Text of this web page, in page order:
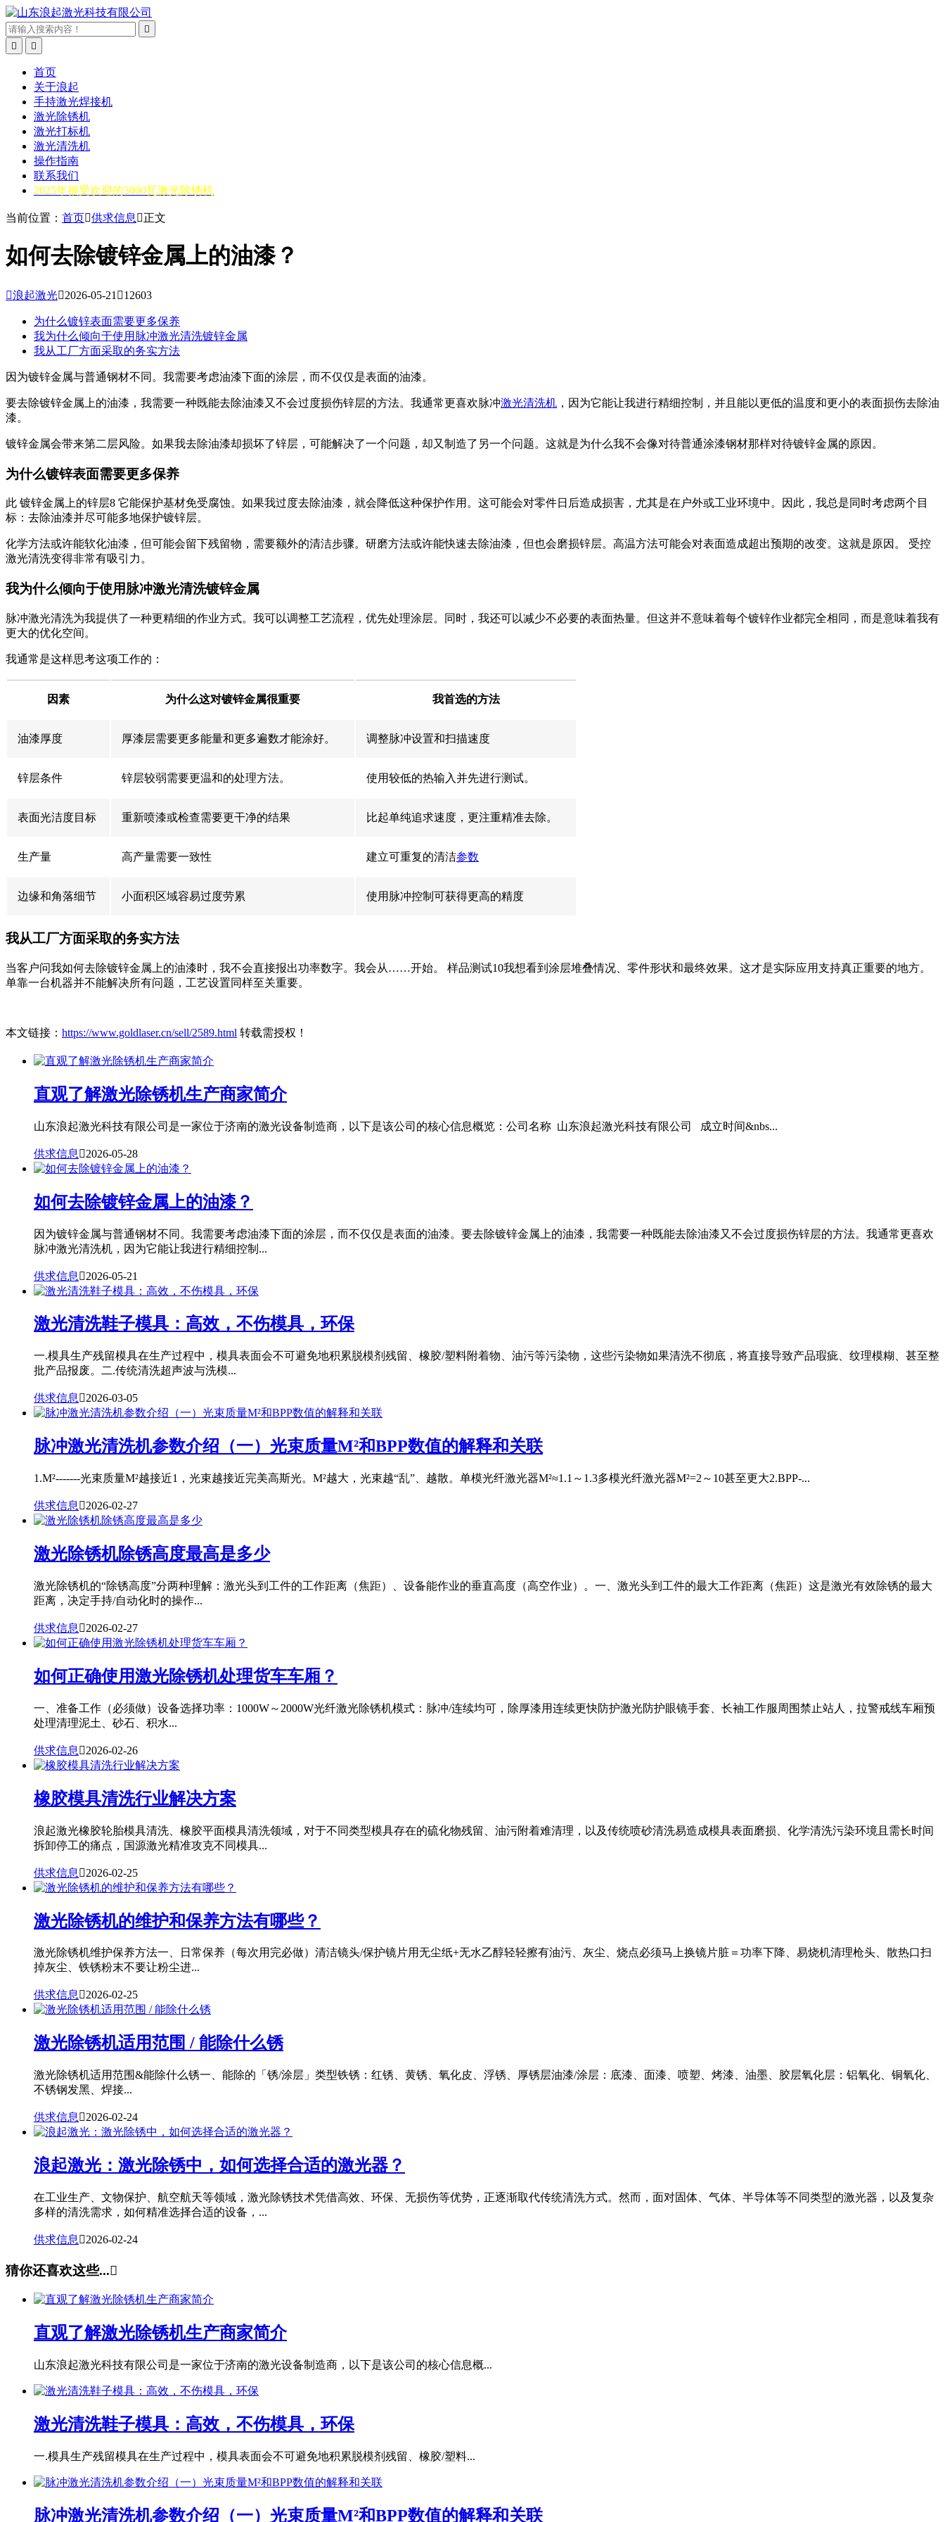



首页
关于浪起
手持激光焊接机
激光除锈机
激光打标机
激光清洗机
操作指南
联系我们
2025年很受欢迎的3000瓦激光除锈机
当前位置： 首页供求信息 正文
如何去除镀锌金属上的油漆？
浪起激光2026-05-21 12603
为什么镀锌表面需要更多保养
我为什么倾向于使用脉冲激光清洗镀锌金属
我从工厂方面采取的务实方法
因为镀锌金属与普通钢材不同。我需要考虑油漆下面的涂层，而不仅仅是表面的油漆。
要去除镀锌金属上的油漆，我需要一种既能去除油漆又不会过度损伤锌层的方法。我通常更喜欢脉冲激光清洗机 ，因为它能让我进行精细控制，并且能以更低的温度和更小的表面损伤去除油
漆。
镀锌金属会带来第二层风险。如果我去除油漆却损坏了锌层，可能解决了一个问题，却又制造了另一个问题。这就是为什么我不会像对待普通涂漆钢材那样对待镀锌金属的原因。
为什么镀锌表面需要更多保养
此 镀锌金属上的锌层8 它能保护基材免受腐蚀。如果我过度去除油漆，就会降低这种保护作用。这可能会对零件日后造成损害，尤其是在户外或工业环境中。因此，我总是同时考虑两个目
标：去除油漆并尽可能多地保护镀锌层。
化学方法或许能软化油漆，但可能会留下残留物，需要额外的清洁步骤。研磨方法或许能快速去除油漆，但也会磨损锌层。高温方法可能会对表面造成超出预期的改变。这就是原因。 受控
激光清洗变得非常有吸引力。
我为什么倾向于使用脉冲激光清洗镀锌金属
脉冲激光清洗为我提供了一种更精细的作业方式。我可以调整工艺流程，优先处理涂层。同时，我还可以减少不必要的表面热量。但这并不意味着每个镀锌作业都完全相同，而是意味着我有
更大的优化空间。
我通常是这样思考这项工作的：
因素 为什么这对镀锌金属很重要 我首选的方法
油漆厚度 厚漆层需要更多能量和更多遍数才能涂好。 调整脉冲设置和扫描速度
锌层条件 锌层较弱需要更温和的处理方法。 使用较低的热输入并先进行测试。
表面光洁度目标 重新喷漆或检查需要更干净的结果 比起单纯追求速度，更注重精准去除。
生产量 高产量需要一致性 建立可重复的清洁参数
边缘和角落细节 小面积区域容易过度劳累 使用脉冲控制可获得更高的精度
我从工厂方面采取的务实方法
当客户问我如何去除镀锌金属上的油漆时，我不会直接报出功率数字。我会从……开始。 样品测试10我想看到涂层堆叠情况、零件形状和最终效果。这才是实际应用支持真正重要的地方。
单靠一台机器并不能解决所有问题，工艺设置同样至关重要。
本文链接： https://www.goldlaser.cn/sell/2589.html 转载需授权！
直观了解激光除锈机生产商家简介
山东浪起激光科技有限公司是一家位于济南的激光设备制造商，以下是该公司的核心信息概览：公司名称 山东浪起激光科技有限公司 成立时间&nbs...
供求信息 2026-05-28
如何去除镀锌金属上的油漆？
因为镀锌金属与普通钢材不同。我需要考虑油漆下面的涂层，而不仅仅是表面的油漆。要去除镀锌金属上的油漆，我需要一种既能去除油漆又不会过度损伤锌层的方法。我通常更喜欢
脉冲激光清洗机，因为它能让我进行精细控制...
供求信息 2026-05-21
激光清洗鞋子模具：高效，不伤模具，环保
一.模具生产残留模具在生产过程中，模具表面会不可避免地积累脱模剂残留、橡胶/塑料附着物、油污等污染物，这些污染物如果清洗不彻底，将直接导致产品瑕疵、纹理模糊、甚至整
批产品报废。二.传统清洗超声波与洗模...
供求信息 2026-03-05
脉冲激光清洗机参数介绍（一）光束质量M²和BPP数值的解释和关联
1.M²-------光束质量M²越接近1，光束越接近完美高斯光。M²越大，光束越“乱”、越散。单模光纤激光器M²≈1.1～1.3多模光纤激光器M²=2～10甚至更大2.BPP-...
供求信息 2026-02-27
激光除锈机除锈高度最高是多少
激光除锈机的“除锈高度”分两种理解：激光头到工件的工作距离（焦距）、设备能作业的垂直高度（高空作业）。一、激光头到工件的最大工作距离（焦距）这是激光有效除锈的最大
距离，决定手持/自动化时的操作...
供求信息 2026-02-27
如何正确使用激光除锈机处理货车车厢？
一、准备工作（必须做）设备选择功率：1000W～2000W光纤激光除锈机模式：脉冲/连续均可，除厚漆用连续更快防护激光防护眼镜手套、长袖工作服周围禁止站人，拉警戒线车厢预
处理清理泥土、砂石、积水...
供求信息 2026-02-26
橡胶模具清洗行业解决方案
浪起激光橡胶轮胎模具清洗、橡胶平面模具清洗领域，对于不同类型模具存在的硫化物残留、油污附着难清理，以及传统喷砂清洗易造成模具表面磨损、化学清洗污染环境且需长时间
拆卸停工的痛点，国源激光精准攻克不同模具...
供求信息 2026-02-25
激光除锈机的维护和保养方法有哪些？
激光除锈机维护保养方法一、日常保养（每次用完必做）清洁镜头/保护镜片用无尘纸+无水乙醇轻轻擦有油污、灰尘、烧点必须马上换镜片脏＝功率下降、易烧机清理枪头、散热口扫
掉灰尘、铁锈粉末不要让粉尘进...
供求信息2026-02-25
激光除锈机适用范围 / 能除什么锈
激光除锈机适用范围&能除什么锈一、能除的「锈/涂层」类型铁锈：红锈、黄锈、氧化皮、浮锈、厚锈层油漆/涂层：底漆、面漆、喷塑、烤漆、油墨、胶层氧化层：铝氧化、铜氧化、
不锈钢发黑、焊接...
供求信息 2026-02-24
浪起激光：激光除锈中，如何选择合适的激光器？
在工业生产、文物保护、航空航天等领域，激光除锈技术凭借高效、环保、无损伤等优势，正逐渐取代传统清洗方式。然而，面对固体、气体、半导体等不同类型的激光器，以及复杂
多样的清洗需求，如何精准选择合适的设备，...
供求信息 2026-02-24
猜你还喜欢这些...
直观了解激光除锈机生产商家简介
山东浪起激光科技有限公司是一家位于济南的激光设备制造商，以下是该公司的核心信息概...
激光清洗鞋子模具：高效，不伤模具，环保
一.模具生产残留模具在生产过程中，模具表面会不可避免地积累脱模剂残留、橡胶/塑料...
脉冲激光清洗机参数介绍（一）光束质量M²和BPP数值的解释和关联